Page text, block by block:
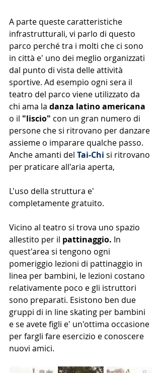
A parte queste caratteristiche
infrastrutturali, vi parlo di questo
parco perché tra i molti che ci sono
in città e' uno dei meglio organizzati
dal punto di vista delle attività
sportive. Ad esempio ogni sera il
teatro del parco viene utilizzato da
chi ama la danza latino americana
o il "liscio" con un gran numero di
persone che si ritrovano per danzare
assieme o imparare qualche passo.
Anche amanti del Tai-Chi si ritrovano
per praticare all'aria aperta,
L'uso della struttura e'
completamente gratuito.
Vicino al teatro si trova uno spazio
allestito per il pattinaggio. In
quest'area si tengono ogni
pomeriggio lezioni di pattinaggio in
linea per bambini, le lezioni costano
relativamente poco e gli istruttori
sono preparati. Esistono ben due
gruppi di in line skating per bambini
e se avete figli e' un'ottima occasione
per fargli fare esercizio e conoscere
nuovi amici.